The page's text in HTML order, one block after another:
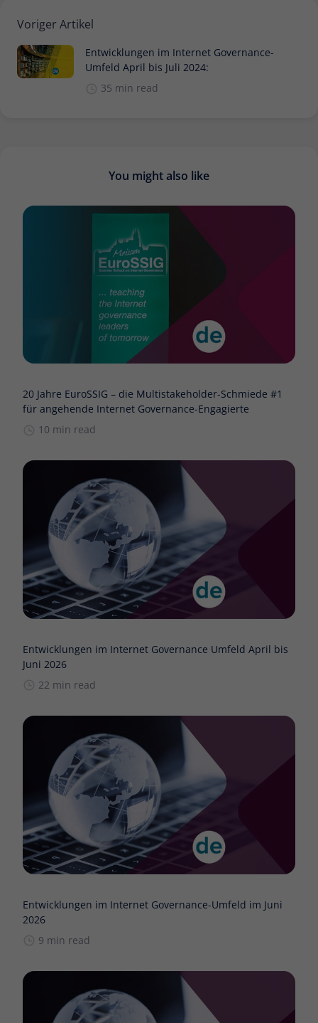
Voriger Artikel
Entwicklungen im Internet Governance-
Umfeld April bis Juli 2024:
35 min read
You might also like
20 Jahre EuroSSIG – die Multistakeholder-Schmiede #1
für angehende Internet Governance-Engagierte
10 min read
Entwicklungen im Internet Governance Umfeld April bis
Juni 2026
22 min read
Entwicklungen im Internet Governance-Umfeld im Juni
2026
9 min read